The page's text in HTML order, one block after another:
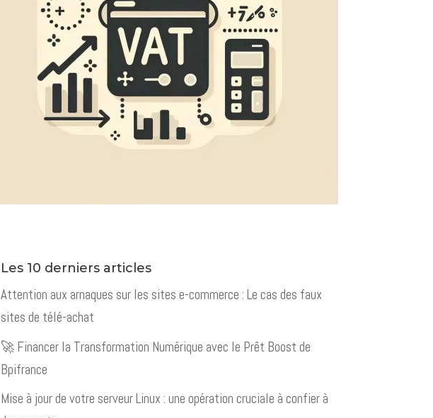
Les 10 derniers articles
Attention aux arnaques sur les sites e-commerce : Le cas des faux
sites de télé-achat
🚀 Financer la Transformation Numérique avec le Prêt Boost de
Bpifrance
Mise à jour de votre serveur Linux : une opération cruciale à confier à